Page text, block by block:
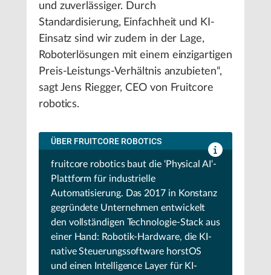
und zuverlässiger. Durch
Standardisierung, Einfachheit und KI-
Einsatz sind wir zudem in der Lage,
Roboterlösungen mit einem einzigartigen
Preis-Leistungs-Verhältnis anzubieten“,
sagt Jens Riegger, CEO von Fruitcore
robotics.
ÜBER FRUITCORE ROBOTICS
fruitcore robotics baut die ‘Physical AI‘-
Plattform für industrielle
Automatisierung. Das 2017 in Konstanz
gegründete Unternehmen entwickelt
den vollständigen Technologie-Stack aus
einer Hand: Robotik-Hardware, die KI-
native Steuerungssoftware horstOS
und einen Intelligence Layer für KI-